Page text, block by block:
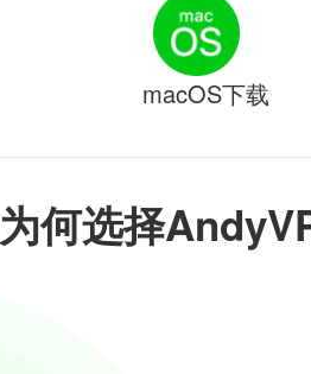
为何选择
macOS下载